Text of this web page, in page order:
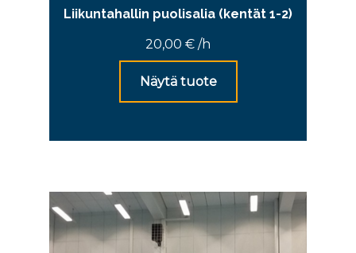
Liikuntahallin puolisalia (kentät 1-2)
20,00 € /h
Näytä tuote